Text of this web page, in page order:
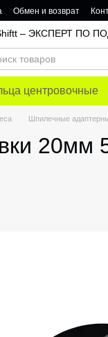
Обмен и возврат
– ЭКСПЕРТ ПО
центровочные
Шпилечные